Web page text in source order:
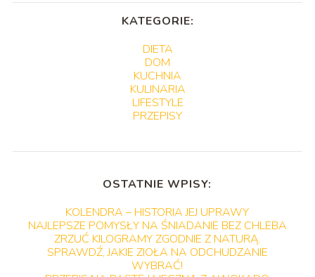
KATEGORIE:
DIETA
DOM
KUCHNIA
KULINARIA
LIFESTYLE
PRZEPISY
OSTATNIE WPISY:
KOLENDRA – HISTORIA JEJ UPRAWY
NAJLEPSZE POMYSŁY NA ŚNIADANIE BEZ CHLEBA
ZRZUĆ KILOGRAMY ZGODNIE Z NATURĄ.
SPRAWDŹ, JAKIE ZIOŁA NA ODCHUDZANIE
WYBRAĆ!